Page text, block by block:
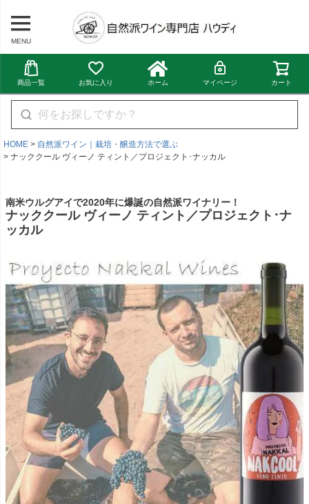
MENU
商品一覧 お気に入り ホーム マイページ カート
HOME
自然派ワイン｜栽培・醸造方法で選ぶ
ナッククール ヴィーノ ティント／プロジェクト･ナッカル
南米ウルグアイで2020年に爆誕の自然派ワイナリー！
ナッククール ヴィーノ ティント／プロジェクト･ナ
ッカル